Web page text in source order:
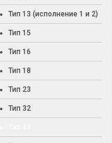
Тип 13 (исполнение 1 и 2)
Тип 15
Тип 16
Тип 18
Тип 23
Тип 32